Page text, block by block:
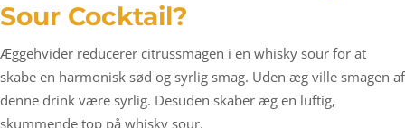
Sour Cocktail?
Æggehvider reducerer citrussmagen i en whisky sour for at
skabe en harmonisk sød og syrlig smag. Uden æg ville smagen af
denne drink være syrlig. Desuden skaber æg en luftig,
skummende top på whisky sour.